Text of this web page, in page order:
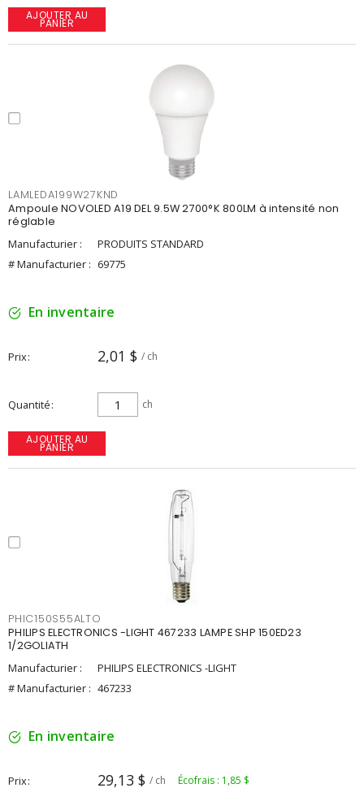
AJOUTER AU
PANIER
LAMLEDA199W27KND
Ampoule NOVOLED A19 DEL 9.5W 2700°K 800LM à intensité non
réglable
Manufacturier :
PRODUITS STANDARD
# Manufacturier : 69775
En inventaire
Prix 2,01 $ / ch
Quantité ch
AJOUTER AU
PANIER
PHIC150S55ALTO
PHILIPS ELECTRONICS -LIGHT 467233 LAMPE SHP 150ED23
1/2GOLIATH
Manufacturier :
PHILIPS ELECTRONICS -LIGHT
# Manufacturier : 467233
En inventaire
Prix 29,13 $ / ch Écofrais : 1,85 $